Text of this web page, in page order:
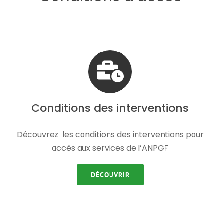
Conditions des interventions
Découvrez les conditions des interventions pour
accès aux services de l’ANPGF
DÉCOUVRIR